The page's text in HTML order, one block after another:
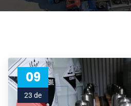
09
23 de